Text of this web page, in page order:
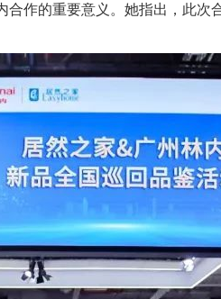
作的重要意义。她指出，此